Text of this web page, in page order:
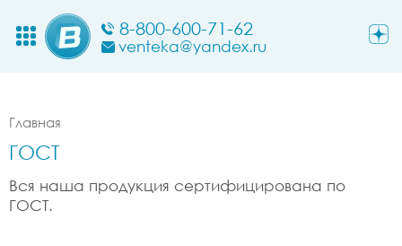
8-800-600-71-62
venteka@yandex.ru
Главная
ГОСТ
Вся наша продукция сертифицирована по
ГОСТ.